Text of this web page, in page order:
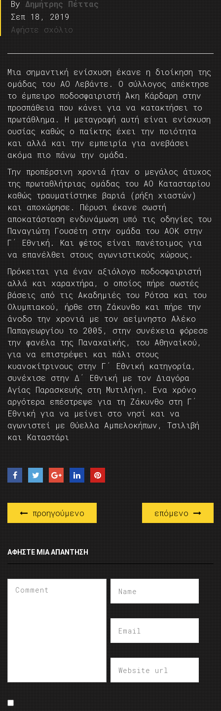
By Δημήτρης Πέττας
Σεπ 18, 2019
Αφήστε σχόλιο
Μια σημαντική ενίσχυση έκανε η διοίκηση της
ομάδας του ΑΟ Λεβάντε. Ο σύλλογος απέκτησε
το έμπειρο ποδοσφαιριστή Άκη Κάρδαρη στην
προσπάθεια που κάνει για να κατακτήσει το
πρωτάθλημα. Η μεταγραφή αυτή είναι ενίσχυση
ουσίας καθώς ο παίκτης έχει την ποιότητα
και αλλά και την εμπειρία για ανεβάσει
ακόμα πιο πάνω την ομάδα.
Την προπέρσινη χρονιά ήταν ο μεγάλος άτυχος
της πρωταθλήτριας ομάδας του ΑΟ Κατασταρίου
καθώς τραυματίστηκε βαριά (ρήξη χιαστών)
και αποχώρησε. Πέρυσι έκανε σωστή
αποκατάσταση ενδυνάμωση υπό τις οδηγίες του
Παναγιώτη Γουσέτη στην ομάδα του ΑΟΚ στην
Γ΄ Εθνική. Και φέτος είναι πανέτοιμος για
να επανέλθει στους αγωνιστικούς χώρους.
Πρόκειται για έναν αξιόλογο ποδοσφαιριστή
αλλά και χαραχτήρα, ο οποίος πήρε σωστές
βάσεις από τις Ακαδημιές του Ρότσα και του
Ολυμπιακού, ήρθε στη Ζάκυνθο και πήρε την
άνοδο την χρονιά με τον αείμνηστο Αλέκο
Παπαγεωργίου το 2005, στην συνέχεια φόρεσε
την φανέλα της Παναχαϊκής, του Αθηναίκού,
για να επιστρέψει και πάλι στους
κυανοκίτρινους στην Γ΄ Εθνική κατηγορία,
συνέχισε στην Δ΄ Εθνική με τον Διαγόρα
Αγίας Παρασκευής στη Μυτιλήνη. Ενα χρόνο
αργότερα επέστρεψε για τη Ζάκυνθο στη Γ΄
Εθνική για να μείνει στο νησί και να
αγωνιστεί με Θύελλα Αμπελοκήπων, Τσιλιβή
και Καταστάρι
προηγούμενο επόμενο
ΑΦΉΣΤΕ ΜΙΑ ΑΠΆΝΤΗΣΗ